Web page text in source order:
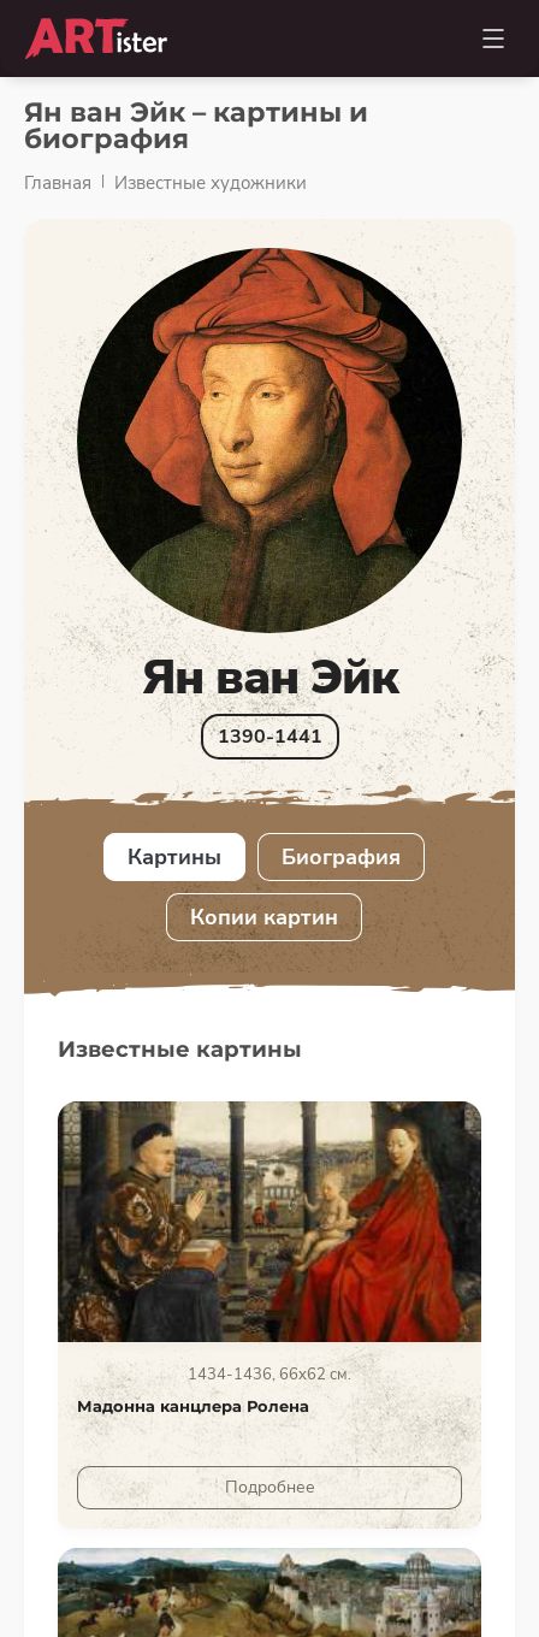
Ян ван Эйк – картины и
биография
Главная Известные художники
Ян ван Эйк
1390-1441
Картины Биография
Копии картин
Известные картины
1434-1436, 66x62 см.
Мадонна канцлера Ролена
Подробнее